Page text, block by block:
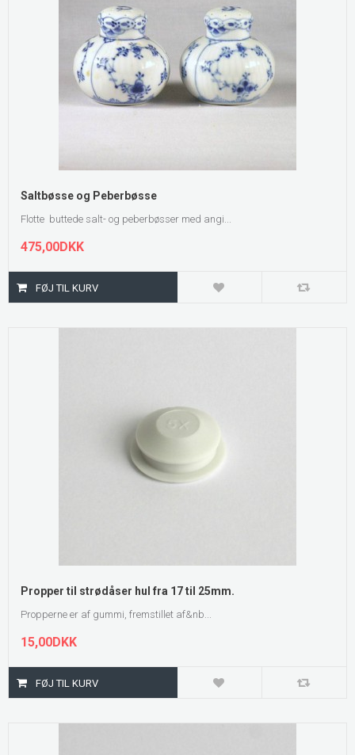
Saltbøsse og Peberbøsse
Flotte buttede salt- og peberbøsser med angi...
475,00DKK
Propper til strødåser hul fra 17 til 25mm.
Propperne er af gummi, fremstillet af&nb...
15,00DKK